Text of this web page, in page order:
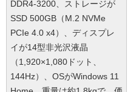
DDR4-3200、ストレージが
SSD 500GB（M.2 NVMe
PCIe 4.0 x4）、ディスプレ
イが14型非光沢液晶
（1,920×1,080ドット、
144Hz）、OSがWindows 11